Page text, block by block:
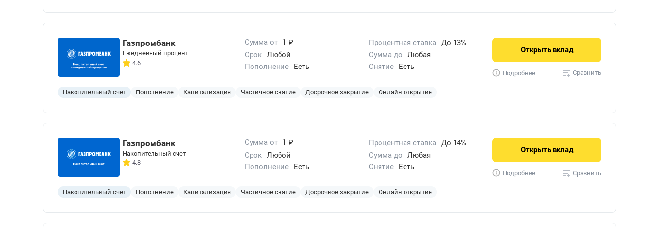
Газпромбанк
Ежедневный процент
4.6
Сумма от 1 ₽ Процентная ставка До 13%
Срок Любой Сумма до
Любая
Пополнение
Есть Снятие Есть
Накопительный счет Пополнение Капитализация Частичное снятие Досрочное закрытие Онлайн открытие
Открыть вклад
Подробнее Сравнить
Газпромбанк
Накопительный счет
4.8
Сумма от 1 ₽ Процентная ставка
До 14%
Срок Любой Сумма до
Любая
Пополнение
Есть Снятие Есть
Накопительный счет Пополнение Капитализация Частичное снятие Досрочное закрытие Онлайн открытие
Открыть вклад
Подробнее Сравнить